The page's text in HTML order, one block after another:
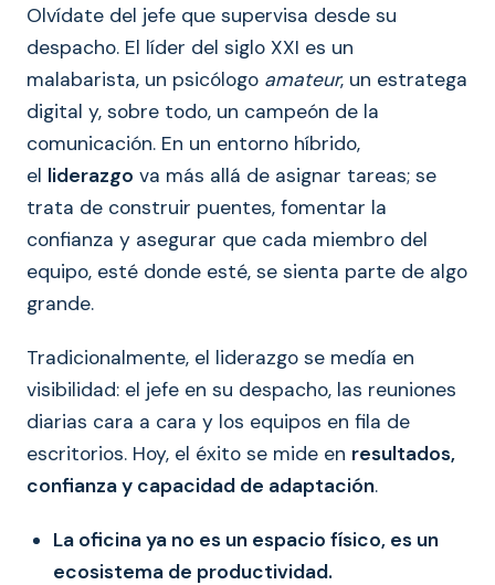
Olvídate del jefe que supervisa desde su
despacho. El líder del siglo XXI es un
malabarista, un psicólogo amateur, un estratega
digital y, sobre todo, un campeón de la
comunicación. En un entorno híbrido,
el liderazgo va más allá de asignar tareas; se
trata de construir puentes, fomentar la
confianza y asegurar que cada miembro del
equipo, esté donde esté, se sienta parte de algo
grande.
Tradicionalmente, el liderazgo se medía en
visibilidad: el jefe en su despacho, las reuniones
diarias cara a cara y los equipos en fila de
escritorios. Hoy, el éxito se mide en resultados,
confianza y capacidad de adaptación.
La oficina ya no es un espacio físico, es un
ecosistema de productividad.